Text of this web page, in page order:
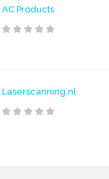
AC Products
Laserscanning.nl